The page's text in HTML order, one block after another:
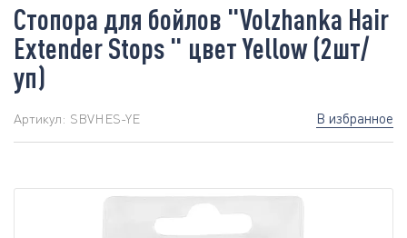
Стопора для бойлов "Volzhanka Hair
Extender Stops " цвет Yellow (2шт/
уп)
Артикул: SBVHES-YE В избранное